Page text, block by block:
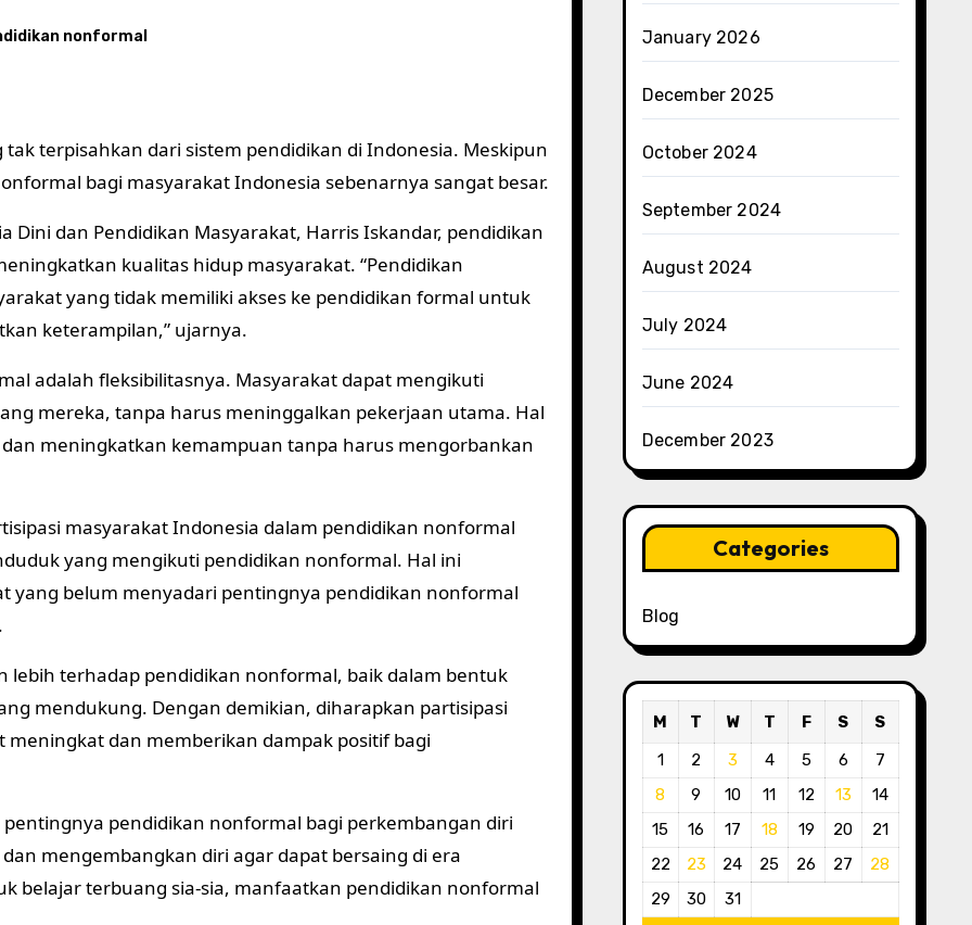
nonformal
terpisahkan dari sistem pendidikan di Indonesia. Meskipun
bagi masyarakat Indonesia sebenarnya sangat besar.
Dini dan Pendidikan Masyarakat, Harris Iskandar, pendidikan
kualitas hidup masyarakat. “Pendidikan
yang tidak memiliki akses ke pendidikan formal untuk
keterampilan,” ujarnya.
adalah fleksibilitasnya. Masyarakat dapat mengikuti
mereka, tanpa harus meninggalkan pekerjaan utama. Hal
meningkatkan kemampuan tanpa harus mengorbankan
masyarakat Indonesia dalam pendidikan nonformal
yang mengikuti pendidikan nonformal. Hal ini
yang belum menyadari pentingnya pendidikan nonformal
terhadap pendidikan nonformal, baik dalam bentuk
mendukung. Dengan demikian, diharapkan partisipasi
dan memberikan dampak positif bagi
pendidikan nonformal bagi perkembangan diri
mengembangkan diri agar dapat bersaing di era
belajar terbuang sia-sia, manfaatkan pendidikan nonformal
January 2026
December 2025
October 2024
September 2024
August 2024
July 2024
June 2024
December 2023
Categories
Blog
M T W T F S
S
1
2 3 4 5 6
7
8
9 10 11 12 13
14
15
16 17 18 19 20
21
22
23 24 25 26 27
28
29
30 31